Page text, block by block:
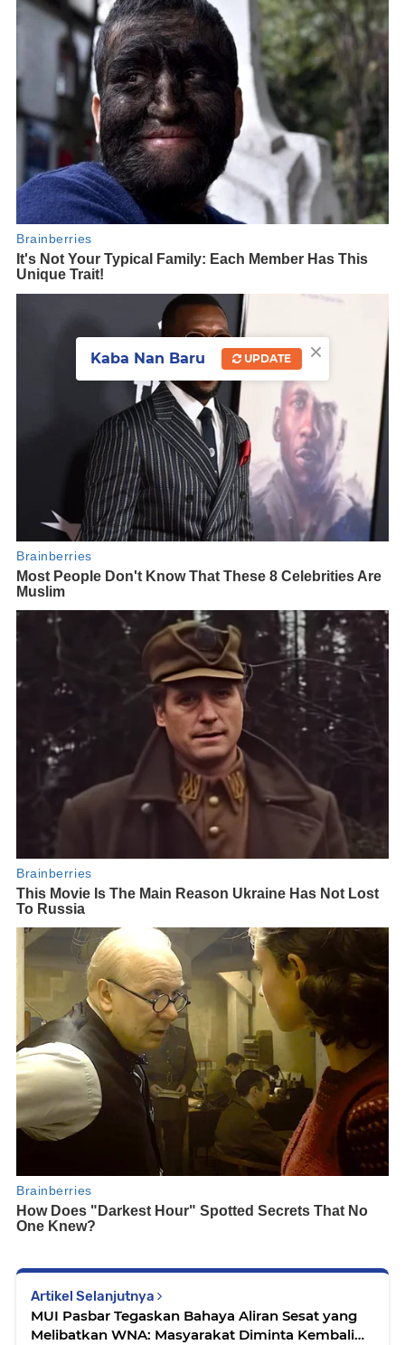
Artikel Selanjutnya
MUI Pasbar Tegaskan Bahaya Aliran Sesat yang
Melibatkan WNA: Masyarakat Diminta Kembali
×
Kaba Nan Baru UPDATE